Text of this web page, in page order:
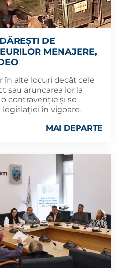
DE
MENAJERE,
în alte locuri decât cele
sau aruncarea lor la
contravenție și se
în vigoare.
MAI DEPARTE